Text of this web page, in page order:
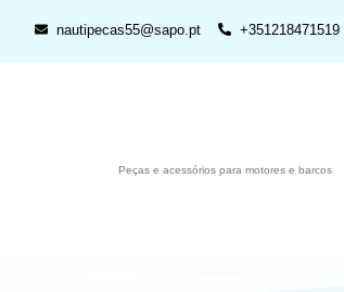
nautipecas55@sapo.pt +351218471519
Peças e acessórios para motores e barcos